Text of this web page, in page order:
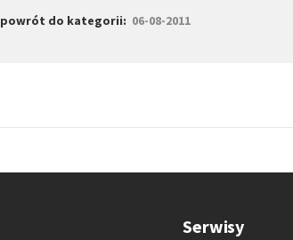
powrót do kategorii: 06-08-2011
Serwisy